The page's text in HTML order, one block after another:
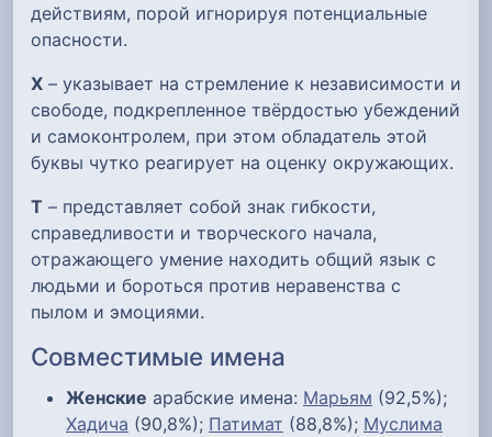
действиям, порой игнорируя потенциальные
опасности.
Х – указывает на стремление к независимости и
свободе, подкрепленное твёрдостью убеждений
и самоконтролем, при этом обладатель этой
буквы чутко реагирует на оценку окружающих.
Т – представляет собой знак гибкости,
справедливости и творческого начала,
отражающего умение находить общий язык с
людьми и бороться против неравенства с
пылом и эмоциями.
Совместимые имена
Женские арабские имена: Марьям (92,5%);
Хадича (90,8%); Патимат (88,8%); Муслима